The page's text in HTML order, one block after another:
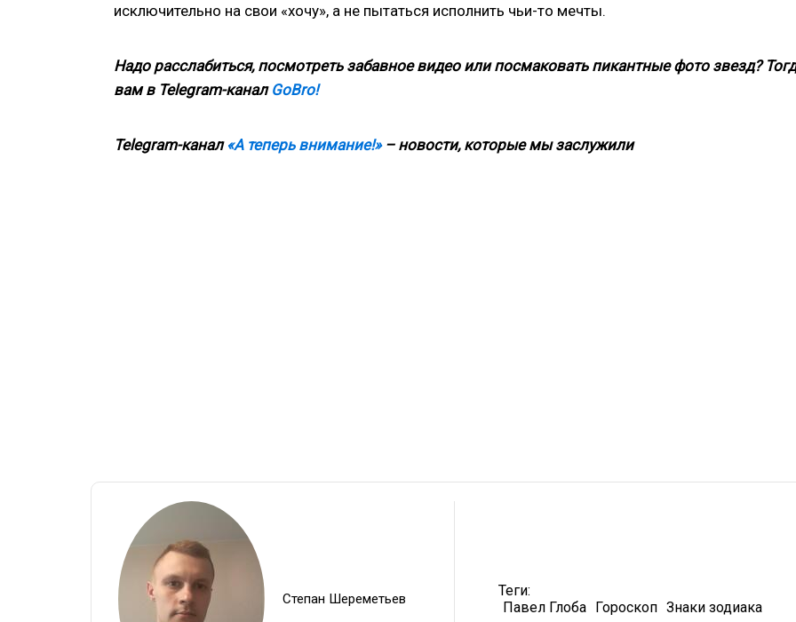
исключительно на свои «хочу», а не пытаться исполнить чьи-то мечты.
Надо расслабиться, посмотреть забавное видео или посмаковать пикантные фото звезд?
вам в Telegram-канал GoBro!
Telegram-канал «А теперь внимание!»– новости, которые мы заслужили
Степан Шереметьев
Теги:
Павел Глоба
Гороскоп Знаки зодиака